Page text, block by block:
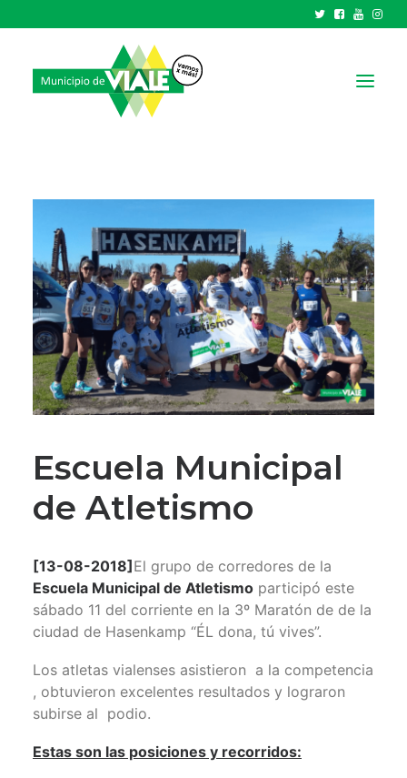
GOBIERNO
HCD
TRÁMITES Y SERVICIOS
CIUDAD
PARQUE INDUSTRIAL
RECAUDACIONES
Escuela Municipal
de Atletismo
[13-08-2018]El grupo de corredores de la
Escuela Municipal de Atletismo participó este
sábado 11 del corriente en la 3º Maratón de de la
ciudad de Hasenkamp “ÉL dona, tú vives”.
Los atletas vialenses asistieron a la competencia
, obtuvieron excelentes resultados y lograron
subirse al podio.
Estas son las posiciones y recorridos: